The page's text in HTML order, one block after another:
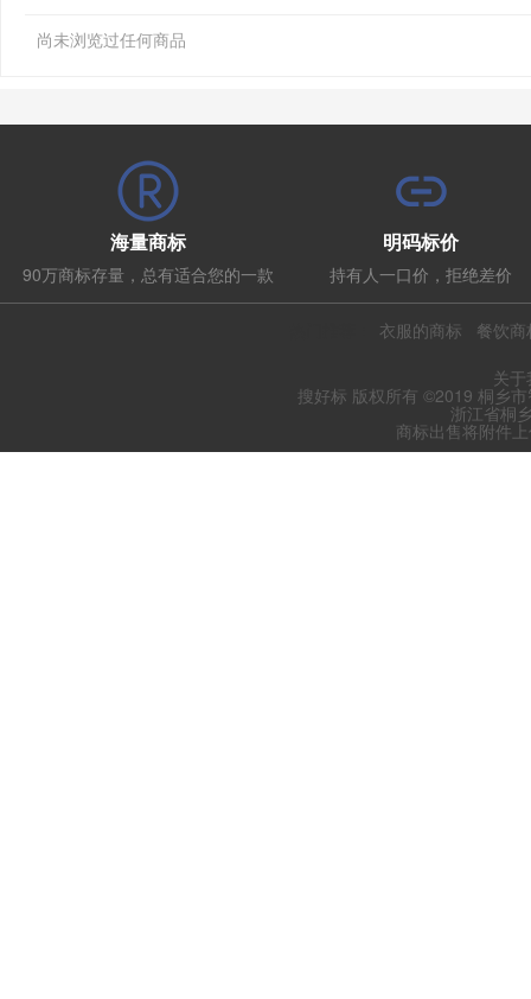
尚未浏览过任何商品
海量商标
90万商标存量，总有适合您的一款
明码标价
持有人一口价，拒绝差价
衣服的商标
餐饮商
关
搜好标 版权所有 ©2019 桐乡
浙江省桐
商标出售将附件